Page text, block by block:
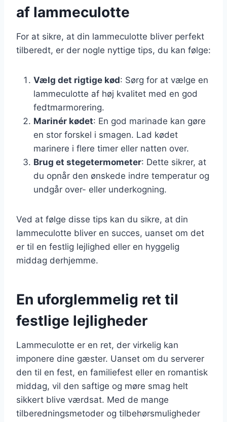
af lammeculotte
For at sikre, at din lammeculotte bliver perfekt
tilberedt, er der nogle nyttige tips, du kan følge:
Vælg det rigtige kød: Sørg for at vælge en
lammeculotte af høj kvalitet med en god
fedtmarmorering.
Marinér kødet: En god marinade kan gøre
en stor forskel i smagen. Lad kødet
marinere i flere timer eller natten over.
Brug et stegetermometer: Dette sikrer, at
du opnår den ønskede indre temperatur og
undgår over- eller underkogning.
Ved at følge disse tips kan du sikre, at din
lammeculotte bliver en succes, uanset om det
er til en festlig lejlighed eller en hyggelig
middag derhjemme.
En uforglemmelig ret til
festlige lejligheder
Lammeculotte er en ret, der virkelig kan
imponere dine gæster. Uanset om du serverer
den til en fest, en familiefest eller en romantisk
middag, vil den saftige og møre smag helt
sikkert blive værdsat. Med de mange
tilberedningsmetoder og tilbehørsmuligheder